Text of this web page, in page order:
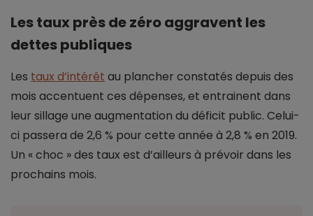
Les taux près de zéro aggravent les
dettes publiques
Les taux d’intérêt au plancher constatés depuis des
mois accentuent ces dépenses, et entrainent dans
leur sillage une augmentation du déficit public. Celui-
ci passera de 2,6 % pour cette année à 2,8 % en 2019.
Un « choc » des taux est d’ailleurs à prévoir dans les
prochains mois.